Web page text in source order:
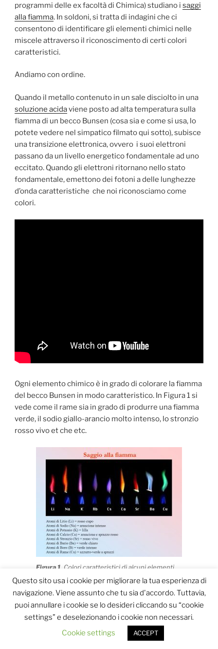
programmi delle ex facoltà di Chimica) studiano i saggi
alla fiamma. In soldoni, si tratta di indagini che ci
consentono di identificare gli elementi chimici nelle
miscele attraverso il riconoscimento di certi colori
caratteristici.
Andiamo con ordine.
Quando il metallo contenuto in un sale disciolto in una
soluzione acidaviene posto ad alta temperatura sulla
fiamma di un becco Bunsen (cosa sia e come si usa, lo
potete vedere nel simpatico filmato qui sotto), subisce
una transizione elettronica, ovvero i suoi elettroni
passano da un livello energetico fondamentale ad uno
eccitato. Quando gli elettroni ritornano nello stato
fondamentale, emettono dei fotoni a delle lunghezze
d’onda caratteristiche che noi riconosciamo come
colori.
Ogni elemento chimico è in grado di colorare la fiamma
del becco Bunsen in modo caratteristico. In Figura 1 si
vede come il rame sia in grado di produrre una fiamma
verde, il sodio giallo-arancio molto intenso, lo stronzio
rosso vivo et che etc.
Figura 1 . Colori caratteristici di alcuni elementi
della tavola periodica (
Fonte )
I GIOCHI PIROTECNICI
Cosa c’entrano i saggi alla fiamma con i giochi
pirotecnici? Beh, prendiamo in considerazione la
Questo sito usa i cookie per migliorare la tua esperienza di
navigazione. Viene assunto che tu sia d'accordo. Tuttavia,
puoi annullare i cookie se lo desideri cliccando su “cookie
settings” e deselezionando i cookie non necessari.
Cookie settings
ACCEPT